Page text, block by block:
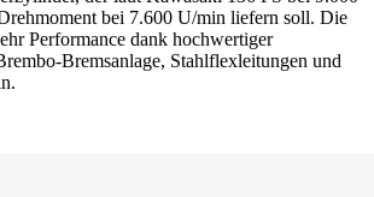
bei 7.600 U/min liefern soll. Die
Performance dank hochwertiger
Bremsanlage, Stahlflexleitungen und